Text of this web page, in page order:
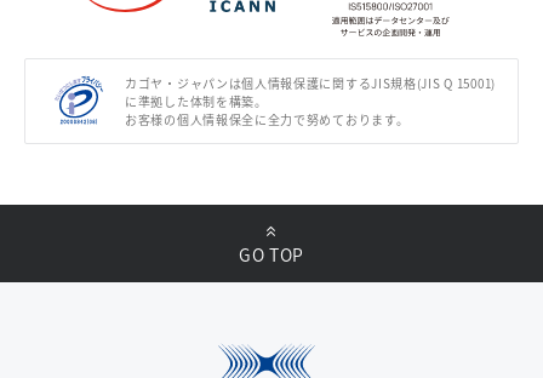
カゴヤ・ジャパンは個人情報保護に関するJIS規格(JIS Q 15001)
に準拠した体制を構築。
お客様の個人情報保全に全力で努めております。
GO TOP